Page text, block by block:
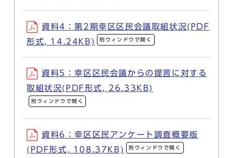
資料4：第2期幸区区民会議取組状況(PDF
形式, 14.24KB)
別ウィンドウで開く
資料5：幸区区民会議からの提言に対する
取組状況(PDF形式, 26.33KB)
別ウィンドウで開く
資料6：幸区区民アンケート調査概要版
(PDF形式, 108.37KB)
別ウィンドウで開く